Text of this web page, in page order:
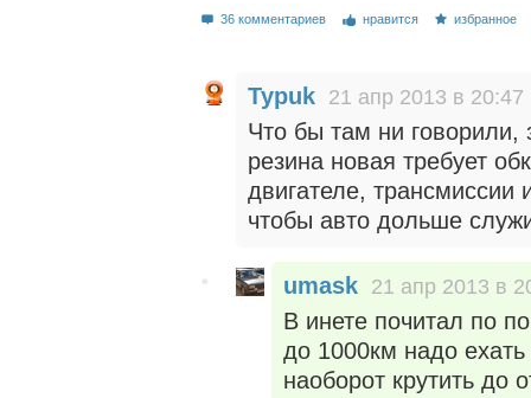
36 комментариев нравится избранное
Typuk 21 апр 2013 в 20:47
Что бы там ни
резина новая требует
двигателе, трансмиссии
чтобы авто дольше
umask 21 апр 2013 в
В инете почитал по
до 1000км надо
наоборот крутить до